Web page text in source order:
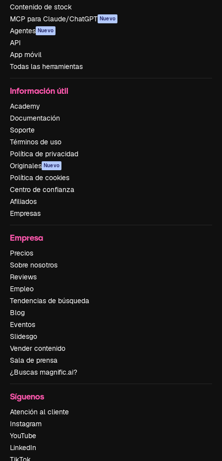
Contenido de stock
MCP para Claude/ChatGPT Nuevo
Agentes Nuevo
API
App móvil
Todas las herramientas
Información útil
Academy
Documentación
Soporte
Términos de uso
Política de privacidad
Originales Nuevo
Política de cookies
Centro de confianza
Afiliados
Empresas
Empresa
Precios
Sobre nosotros
Reviews
Empleo
Tendencias de búsqueda
Blog
Eventos
Slidesgo
Vender contenido
Sala de prensa
¿Buscas magnific.ai?
Síguenos
Atención al cliente
Instagram
YouTube
LinkedIn